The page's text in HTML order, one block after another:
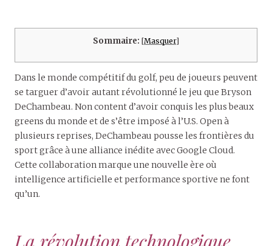
Sommaire: [Masquer]
Dans le monde compétitif du golf, peu de joueurs peuvent
se targuer d’avoir autant révolutionné le jeu que Bryson
DeChambeau. Non content d’avoir conquis les plus beaux
greens du monde et de s’être imposé à l’U.S. Open à
plusieurs reprises, DeChambeau pousse les frontières du
sport grâce à une alliance inédite avec Google Cloud.
Cette collaboration marque une nouvelle ère où
intelligence artificielle et performance sportive ne font
qu’un.